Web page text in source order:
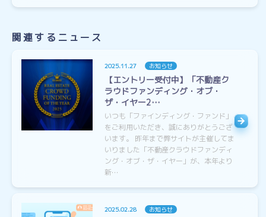
関連するニュース
2025.11.27 お知らせ
【エントリー受付中】「不動産ク
ラウドファンディング・オブ・
ザ・イヤー2…
いつも「ファインディング・ファンド」
をご利用いただき、誠にありがとうござ
います。 昨年まで弊サイトが主催してま
いりました「不動産クラウドファンディ
ング・オブ・ザ・イヤー」が、本年より
新…
2025.02.28 お知らせ